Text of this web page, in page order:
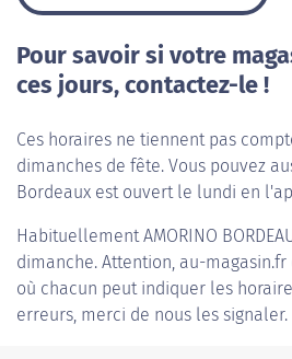
Pour savoir si votre
ces jours, contactez-le !
Ces horaires ne tiennent pas
dimanches de fête. Vous pouvez
Bordeaux est ouvert le lundi en
HabituellementAMORINO
dimanche. Attention, au-
où chacun peut indiquer les
erreurs, merci de nous les signaler.